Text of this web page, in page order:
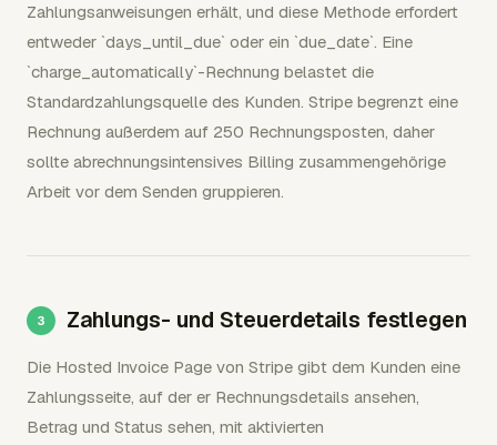
Zahlungsanweisungen erhält, und diese Methode erfordert
entweder `days_until_due` oder ein `due_date`. Eine
`charge_automatically`-Rechnung belastet die
Standardzahlungsquelle des Kunden. Stripe begrenzt eine
Rechnung außerdem auf 250 Rechnungsposten, daher
sollte abrechnungsintensives Billing zusammengehörige
Arbeit vor dem Senden gruppieren.
Zahlungs- und Steuerdetails festlegen
Die Hosted Invoice Page von Stripe gibt dem Kunden eine
Zahlungsseite, auf der er Rechnungsdetails ansehen,
Betrag und Status sehen, mit aktivierten